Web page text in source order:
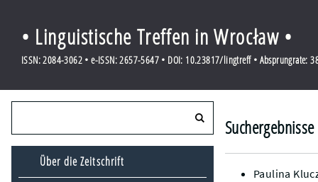
• Linguistische Treffen in Wrocław •
ISSN: 2084-3062 • e-ISSN: 2657-5647 • DOI: 10.23817/lingtreff • Absprungrate:
Über die Zeitschrift
Paulina